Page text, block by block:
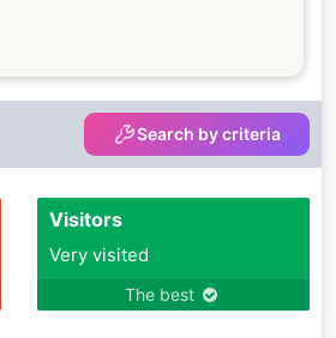
Search by criteria
Visitors
Very visited
The best